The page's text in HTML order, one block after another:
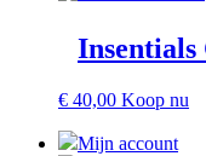
Insentials
€ 40,00 Koop nu
Mijn account